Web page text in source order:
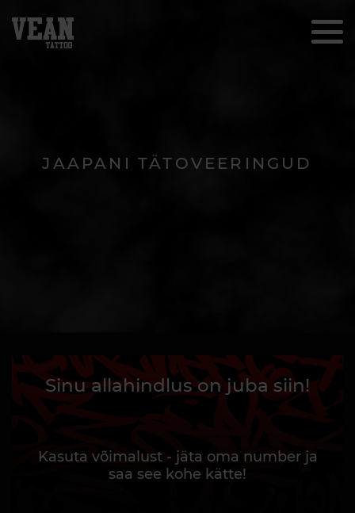
JAAPANI TÄTOVEERINGUD
Sinu allahindlus on juba siin!
Kasuta võimalust - jäta oma number ja
saa see kohe kätte!